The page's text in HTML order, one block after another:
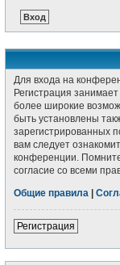
Для входа на
Регистрация
более широкие
быть установлены
зарегистрированных
вам следует
конференции.
согласие со всеми
Общие правила
Регистрация